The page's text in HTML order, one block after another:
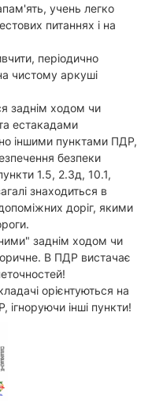
учень легко
питаннях і на
періодично
чистому аркуші
заднім ходом чи
естакадами
іншими пунктами ПДР,
безпеки
1.5, 2.3д, 10.1,
знаходиться в
доріг, якими
заднім ходом чи
В ПДР вистачає
орієнтуються на
інші пункти!